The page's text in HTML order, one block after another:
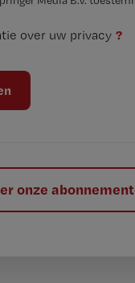
over uw privacy ?
onze